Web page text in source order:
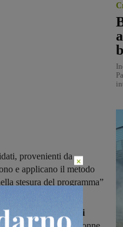
provenienti da
e applicano il metodo
stesura del programma”
per le elezioni
×